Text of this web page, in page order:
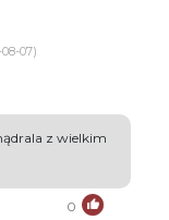
07)
z wielkim
0